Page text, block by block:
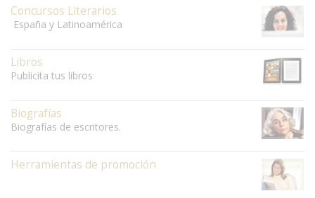
Concursos Literarios
España y Latinoamérica
Libros
Publicita tus libros
Biografías
Biografías de escritores.
Herramientas de promoción